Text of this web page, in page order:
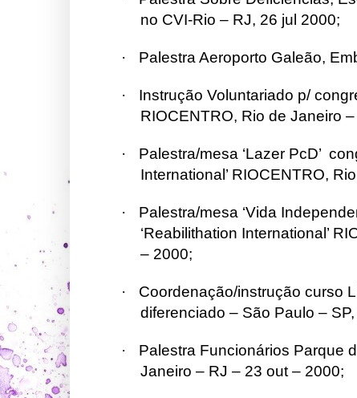
no CVI-Rio – RJ, 26 jul 2000;
· Palestra Aeroporto Galeão,
·
Instrução Voluntariado p/
RIOCENTRO, Rio de Janeiro
·
Palestra/mesa ‘Lazer PcD’
International’ RIOCENTRO,
·
Palestra/mesa ‘Vida
‘Reabilithation International’
– 2000;
·
Coordenação/instrução curso
diferenciado – São Paulo –
·
Palestra Funcionários Parque
Janeiro – RJ – 23 out – 2000;